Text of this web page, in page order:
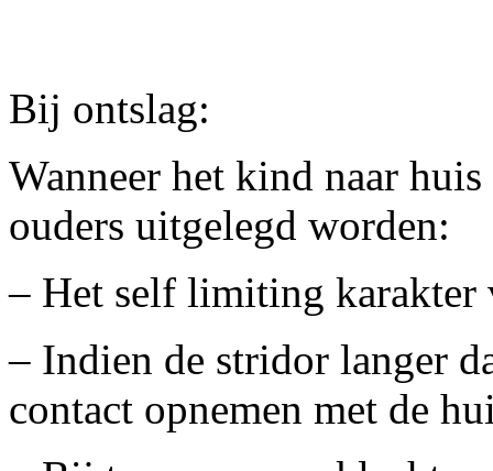
Bij ontslag:
Wanneer het kind naar
ouders uitgelegd worden:
– Het self limiting karakter
– Indien de stridor langer
contact opnemen met de